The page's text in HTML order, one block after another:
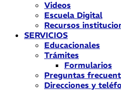
Videos
Escuela Digital
Recursos
SERVICIOS
Educacionales
Trámites
Formularios
Preguntas
Direcciones y